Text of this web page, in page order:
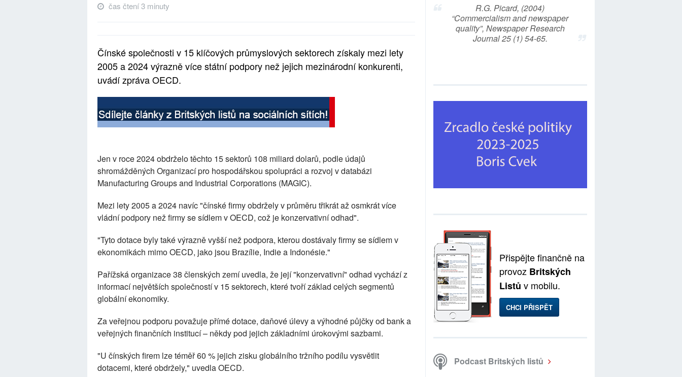
čas čtení 3 minuty
Čínské společnosti v 15 klíčových průmyslových sektorech získaly mezi lety
2005 a 2024 výrazně více státní podpory než jejich mezinárodní konkurenti,
uvádí zpráva OECD.
Jen v roce 2024 obdrželo těchto 15 sektorů 108 miliard dolarů, podle údajů
shromážděných Organizací pro hospodářskou spolupráci a rozvoj v databázi
Manufacturing Groups and Industrial Corporations (MAGIC).
Mezi lety 2005 a 2024 navíc "čínské firmy obdržely v průměru třikrát až osmkrát více
vládní podpory než firmy se sídlem v OECD, což je konzervativní odhad".
"Tyto dotace byly také výrazně vyšší než podpora, kterou dostávaly firmy se sídlem v
ekonomikách mimo OECD, jako jsou Brazílie, Indie a Indonésie."
Pařížská organizace 38 členských zemí uvedla, že její "konzervativní" odhad vychází z
informací největších společností v 15 sektorech, které tvoří základ celých segmentů
globální ekonomiky.
Za veřejnou podporu považuje přímé dotace, daňové úlevy a výhodné půjčky od bank a
veřejných finančních institucí – někdy pod jejich základními úrokovými sazbami.
"U čínských firem lze téměř 60 % jejich zisku globálního tržního podílu vysvětlit
dotacemi, které obdržely," uvedla OECD.
R.G. Picard, (2004)
“Commercialism and newspaper
quality”, Newspaper Research
Journal 25 (1) 54-65.
Přispějte finančně na
provoz Britských
Listů v mobilu.
CHCI PŘISPĚT
Podcast Britských listů